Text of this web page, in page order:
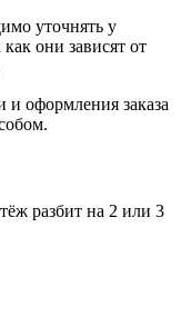
уточнять у
они зависят от
оформления заказа
разбит на 2 или 3